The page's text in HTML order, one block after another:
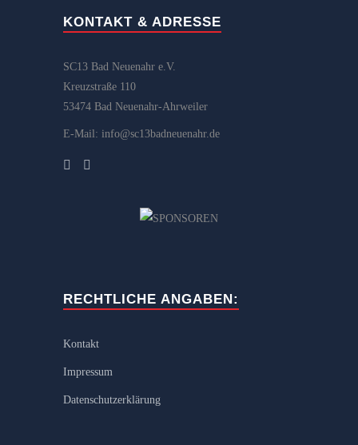
KONTAKT & ADRESSE
SC13 Bad Neuenahr e.V.
Kreuzstraße 110
53474 Bad Neuenahr-Ahrweiler
E-Mail: info@sc13badneuenahr.de
RECHTLICHE ANGABEN:
Kontakt
Impressum
Datenschutzerklärung